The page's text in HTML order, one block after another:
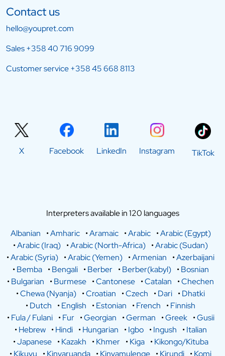
Contact us
hello@youpret.com
Sales+358 40 716 9099
Customer service+358 45 668 8113
X Facebook LinkedIn Instagram TikTok
Interpreters available in 120 languages
Albanian
•Amharic •Aramaic •Arabic •Arabic (Egypt)
•Arabic (Iraq) •Arabic (North-Africa) •Arabic (Sudan)
•Arabic (Syria) •Arabic (Yemen) •Armenian •Azerbaijani
•Bemba •Bengali •Berber •Berber(kabyl) •Bosnian
•Bulgarian •Burmese •Cantonese •Catalan •Chechen
•Chewa (Nyanja) •Croatian •Czech •Dari •Dhatki
•Dutch •English •Estonian •French •Finnish
•Fula / Fulani •Fur •Georgian •German •Greek •Gusii
•Hebrew •Hindi •Hungarian •Igbo •Ingush •Italian
•Japanese •Kazakh •Khmer •Kiga •Kikongo/Kituba
•Kikuyu •Kinyaruanda •Kinyamulenge •Kirundi •Komi